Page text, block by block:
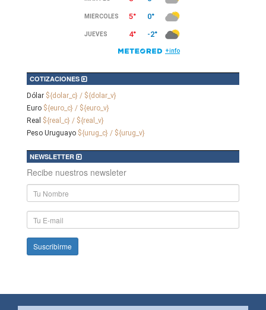
COTIZACIONES
Dólar ${dolar_c} / ${dolar_v}
Euro ${euro_c} / ${euro_v}
Real ${real_c} / ${real_v}
Peso Uruguayo ${urug_c} / ${urug_v}
NEWSLETTER
Recibe nuestros newsleter
Nombre
y
Apellido
E-
mail